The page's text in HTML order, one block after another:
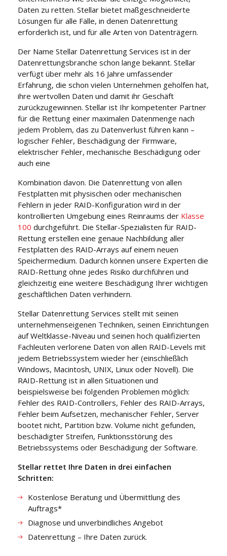
Daten zu retten. Stellar bietet maßgeschneiderte
Lösungen für alle Fälle, in denen Datenrettung
erforderlich ist, und für alle Arten von Datenträgern.
Der Name Stellar Datenrettung Services ist in der
Datenrettungsbranche schon lange bekannt. Stellar
verfügt über mehr als 16 Jahre umfassender
Erfahrung, die schon vielen Unternehmen geholfen hat,
ihre wertvollen Daten und damit ihr Geschäft
zurückzugewinnen. Stellar ist Ihr kompetenter Partner
für die Rettung einer maximalen Datenmenge nach
jedem Problem, das zu Datenverlust führen kann –
logischer Fehler, Beschädigung der Firmware,
elektrischer Fehler, mechanische Beschädigung oder
auch eine
Kombination davon. Die Datenrettung von allen
Festplatten mit physischen oder mechanischen
Fehlern in jeder RAID-Konfiguration wird in der
kontrollierten Umgebung eines Reinraums der Klasse
100durchgeführt. Die Stellar-Spezialisten für RAID-
Rettung erstellen eine genaue Nachbildung aller
Festplatten des RAID-Arrays auf einem neuen
Speichermedium. Dadurch können unsere Experten die
RAID-Rettung ohne jedes Risiko durchführen und
gleichzeitig eine weitere Beschädigung Ihrer wichtigen
geschäftlichen Daten verhindern.
Stellar Datenrettung Services stellt mit seinen
unternehmenseigenen Techniken, seinen Einrichtungen
auf Weltklasse-Niveau und seinen hoch qualifizierten
Fachleuten verlorene Daten von allen RAID-Levels mit
jedem Betriebssystem wieder her (einschließlich
Windows, Macintosh, UNIX, Linux oder Novell). Die
RAID-Rettung ist in allen Situationen und
beispielsweise bei folgenden Problemen möglich:
Fehler des RAID-Controllers, Fehler des RAID-Arrays,
Fehler beim Aufsetzen, mechanischer Fehler, Server
bootet nicht, Partition bzw. Volume nicht gefunden,
beschädigter Streifen, Funktionsstörung des
Betriebssystems oder Beschädigung der Software.
Stellar rettet Ihre Daten in drei einfachen
Schritten:
Kostenlose Beratung und Übermittlung des
Auftrags*
Diagnose und unverbindliches Angebot
Datenrettung – Ihre Daten zurück.